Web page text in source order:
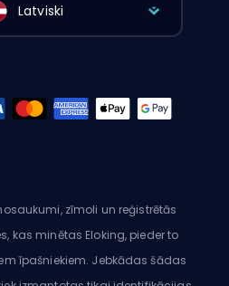
Latviski
zīmoli un reģistrētās
kas minētas Eloking, pieder to
īpašniekiem. Jebkādas šādas